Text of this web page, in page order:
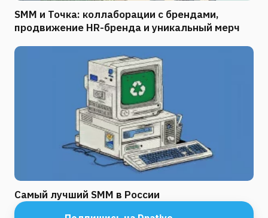
SMM и Точка: коллаборации с брендами,
продвижение HR-бренда и уникальный мерч
Самый лучший SMM в России